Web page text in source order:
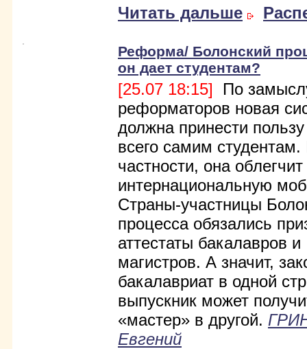
Читать дальше
Реформа/ Болонский
он дает студентам?
[25.07 18:15] По
реформаторов новая
должна принести
всего самим студентам.
частности, она облегчит
интернациональную
Страны-участницы
процесса обязались
аттестаты бакалавров и
магистров. А значит,
бакалавриат в одной
выпускник может
«мастер» в другой.
Евгений